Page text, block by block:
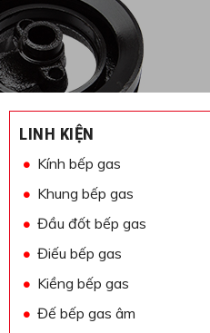
LINH KIỆN
Kính bếp gas
Khung bếp gas
Đầu đốt bếp gas
Điếu bếp gas
Kiềng bếp gas
Đế bếp gas âm